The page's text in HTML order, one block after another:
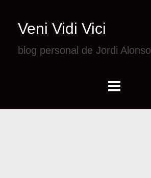
Veni Vidi Vici
blog personal de Jordi Alonso